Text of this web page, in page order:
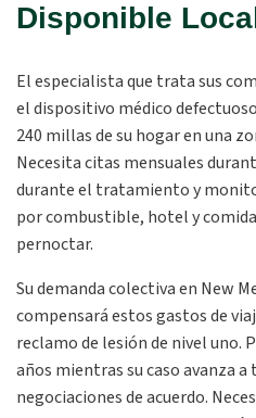
Disponible
El especialista que trata sus
el dispositivo médico
240 millas de su hogar en una
Necesita citas mensuales
durante el tratamiento y
por combustible, hotel y
pernoctar.
Su demanda colectiva en New
compensará estos gastos de
reclamo de lesión de nivel uno.
años mientras su caso avanza
negociaciones de acuerdo.